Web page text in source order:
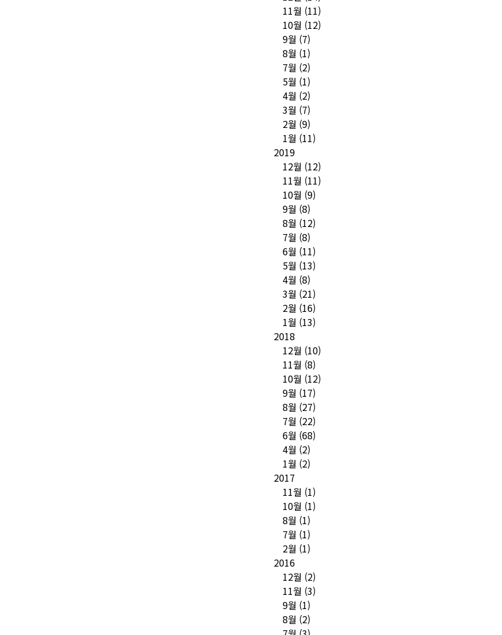
11월 (11)
10월 (12)
9월 (7)
8월 (1)
7월 (2)
5월 (1)
4월 (2)
3월 (7)
2월 (9)
1월 (11)
2019
12월 (12)
11월 (11)
10월 (9)
9월 (8)
8월 (12)
7월 (8)
6월 (11)
5월 (13)
4월 (8)
3월 (21)
2월 (16)
1월 (13)
2018
12월 (10)
11월 (8)
10월 (12)
9월 (17)
8월 (27)
7월 (22)
6월 (68)
4월 (2)
1월 (2)
2017
11월 (1)
10월 (1)
8월 (1)
7월 (1)
2월 (1)
2016
12월 (2)
11월 (3)
9월 (1)
8월 (2)